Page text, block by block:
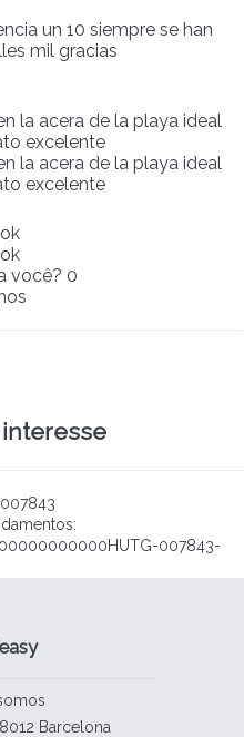
un 10 siempre se han
mil gracias
la acera de la playa ideal
excelente
la acera de la playa ideal
excelente
você? 0
007843-
Barcelona